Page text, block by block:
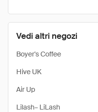
Vedi altri negozi
Boyer's Coffee
Hive UK
Air Up
Lilash– LiLash